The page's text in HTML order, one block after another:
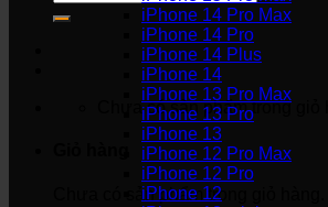
kiếm:
Chưa có sản phẩm trong giỏ
Chưa có sản phẩm trong giỏ hàng.
iPhone 14 Pro Max
iPhone 14 Pro
iPhone 14 Plus
iPhone 14
iPhone 13 Pro Max
iPhone 13 Pro
iPhone 13
iPhone 12 Pro Max
iPhone 12 Pro
iPhone 12